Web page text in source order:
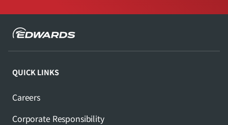
QUICK LINKS
Careers
Corporate Responsibility